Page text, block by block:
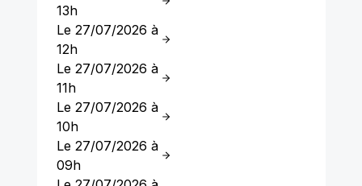
13h
Le 27/07/2026 à
12h
Le 27/07/2026 à
11h
Le 27/07/2026 à
10h
Le 27/07/2026 à
09h